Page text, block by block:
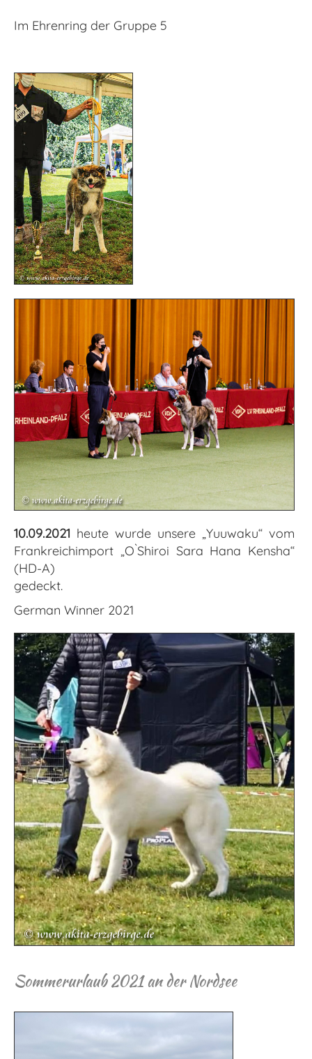
Im Ehrenring der Gruppe 5
10.09.2021 heute wurde unsere „Yuuwaku“ vom
Frankreichimport „O`Shiroi Sara Hana Kensha“
(HD-A)
gedeckt.
German Winner 2021
Sommerurlaub 2021 an der Nordsee